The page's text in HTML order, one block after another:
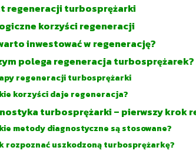
regeneracji turbosprężarki
korzyści regeneracji
inwestować w regenerację?
polega regeneracja turbosprężarek?
regeneracji turbosprężarki
korzyści daje regeneracja?
turbosprężarki – pierwszy krok
metody diagnostyczne są stosowane?
rozpoznać uszkodzoną turbosprężarkę?